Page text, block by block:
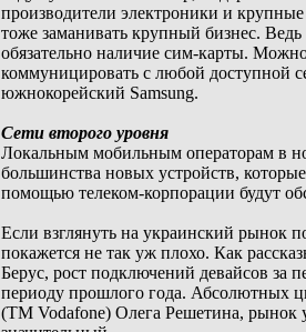
производители электроники и
тоже заманивать крупный бизнес.
обязательно наличие сим-карты.
коммуницировать с любой доступной
южнокорейский Samsung.
Сети второго уровня
Локальным мобильным операторам в
большинства новых устройств,
помощью телеком-корпорации будут
Если взглянуть на украинский рынок
покажется не так уж плохо. Как
Берус, рост подключений девайсов за
периоду прошлого года. Абсолютных
(ТМ Vodafone) Олега Решетина, рынок